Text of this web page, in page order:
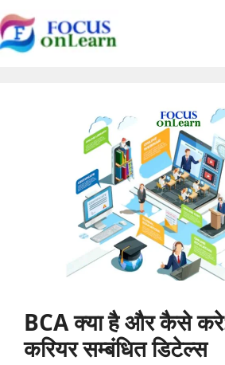
Skip
to
content
BCA क्या है और कैसे
करियर सम्बंधित डिटेल्स